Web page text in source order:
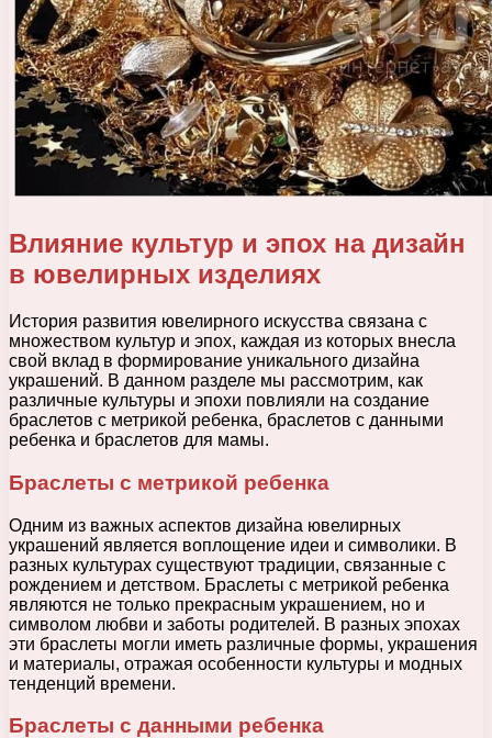
Влияние культур и эпох на дизайн
в ювелирных изделиях
История развития ювелирного искусства связана с
множеством культур и эпох, каждая из которых внесла
свой вклад в формирование уникального дизайна
украшений. В данном разделе мы рассмотрим, как
различные культуры и эпохи повлияли на создание
браслетов с метрикой ребенка, браслетов с данными
ребенка и браслетов для мамы.
Браслеты с метрикой ребенка
Одним из важных аспектов дизайна ювелирных
украшений является воплощение идеи и символики. В
разных культурах существуют традиции, связанные с
рождением и детством. Браслеты с метрикой ребенка
являются не только прекрасным украшением, но и
символом любви и заботы родителей. В разных эпохах
эти браслеты могли иметь различные формы, украшения
и материалы, отражая особенности культуры и модных
тенденций времени.
Браслеты с данными ребенка